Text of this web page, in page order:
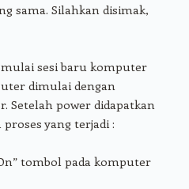
sama. Silahkan disimak,
sesi baru komputer
dimulai dengan
Setelah power didapatkan
yang terjadi :
tombol pada komputer